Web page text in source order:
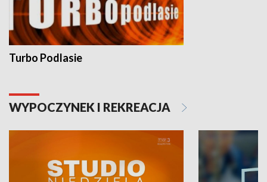
Turbo Podlasie
WYPOCZYNEK I REKREACJA